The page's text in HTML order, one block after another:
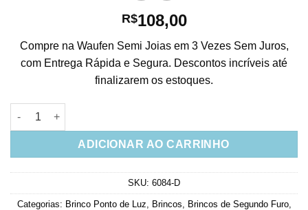
R$108,00
Compre na Waufen Semi Joias em 3 Vezes Sem Juros,
com Entrega Rápida e Segura. Descontos incríveis até
finalizarem os estoques.
Brinco Ponto De Luz Safira Prata 925 Banho Ouro quantidade
ADICIONAR AO CARRINHO
SKU: 6084-D
Categorias: Brinco Ponto de Luz Brincos Brincos de Segundo Furo,